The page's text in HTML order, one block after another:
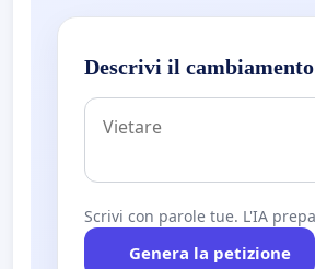
Descrivi il
Scrivi con parole tue. L'IA
Genera la petizione